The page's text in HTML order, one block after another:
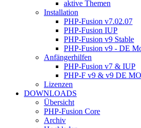
aktive Themen
Installation
PHP-Fusion v7.02.07
PHP-Fusion IUP
PHP-Fusion v9 Stable
PHP-Fusion v9 - DE
Anfängerhilfen
PHP-Fusion v7 & IUP
PHP-F v9 & v9 DE
Lizenzen
DOWNLOADS
Übersicht
PHP-Fusion Core
Archiv